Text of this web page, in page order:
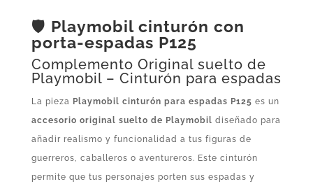
🛡️ Playmobil cinturón con
porta‑espadas P125
Complemento Original suelto de
Playmobil – Cinturón para espadas
La pieza Playmobil cinturón para espadas P125 es un
accesorio original suelto de Playmobil diseñado para
añadir realismo y funcionalidad a tus figuras de
guerreros, caballeros o aventureros. Este cinturón
permite que tus personajes porten sus espadas y